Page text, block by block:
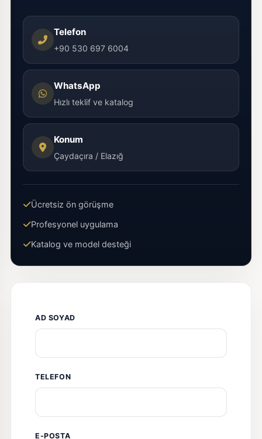
Telefon
+90 530 697 6004
WhatsApp
Hızlı teklif ve katalog
Konum
Çaydaçıra / Elazığ
Ücretsiz ön görüşme
Profesyonel uygulama
Katalog ve model desteği
AD SOYAD
TELEFON
E-POSTA